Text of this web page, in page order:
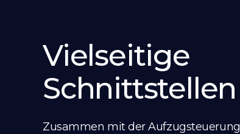
Vielseitige
Schnittstellen
Zusammen mit der